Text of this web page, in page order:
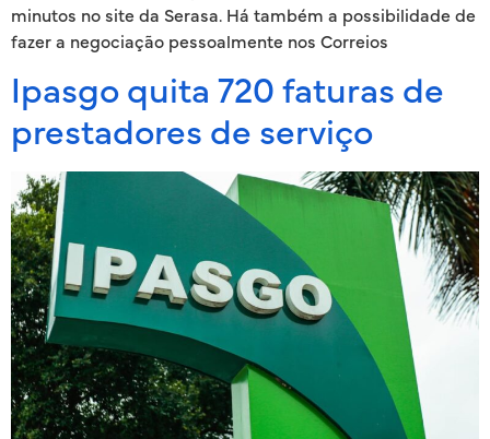
minutos no site da Serasa. Há também a possibilidade de
fazer a negociação pessoalmente nos Correios
Ipasgo quita 720 faturas de
prestadores de serviço